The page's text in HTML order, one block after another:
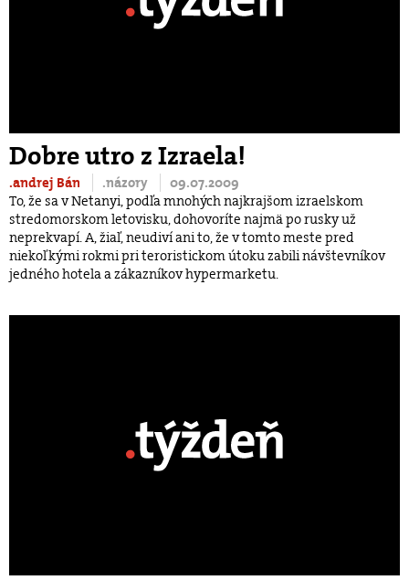
Dobre utro z Izraela!
.andrej Bán .názory
09.07.2009
To, že sa v Netanyi, podľa mnohých najkrajšom izraelskom
stredomorskom letovisku, dohovoríte najmä po rusky už
neprekvapí. A, žiaľ, neudiví ani to, že v tomto meste pred
niekoľkými rokmi pri teroristickom útoku zabili návštevníkov
jedného hotela a zákazníkov hypermarketu.